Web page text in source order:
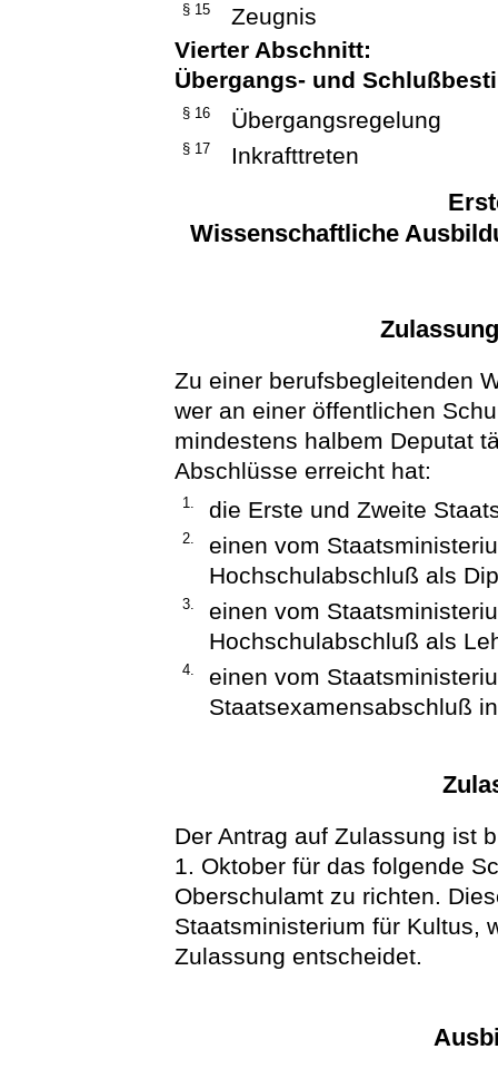
§ 15
Zeugnis
Vierter Abschnitt:
Übergangs- und
§ 16 Übergangsregelung
§ 17 Inkrafttreten
Wissenschaftliche
Zu einer berufsbegleitenden
wer an einer öffentlichen
mindestens halbem Deputat
Abschlüsse erreicht hat:
1. die Erste und Zweite
2.
einen vom
Hochschulabschluß als
3.
einen vom
Hochschulabschluß als
4.
einen vom
Staatsexamensabschluß
Der Antrag auf Zulassung ist
1. Oktober für das folgende
Oberschulamt zu richten.
Staatsministerium für Kultus,
Zulassung entscheidet.